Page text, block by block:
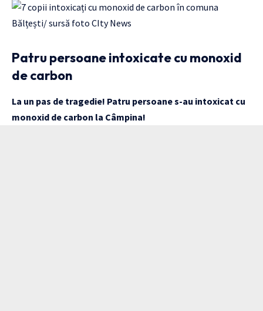
Patru persoane intoxicate cu monoxid
de carbon
La un pas de tragedie! Patru persoane s-au intoxicat cu
monoxid de carbon la Câmpina!